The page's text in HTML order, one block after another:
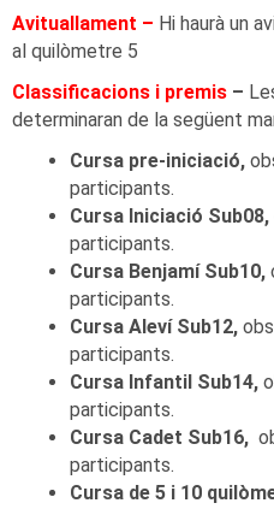
Avituallament – Hi haurà un
al quilòmetre 5
Classificacions i premis –
determinaran de la següent
Cursa pre-iniciació,
participants.
Cursa Iniciació Sub08,
participants.
Cursa Benjamí Sub10,
participants.
Cursa Aleví Sub12,
participants.
Cursa Infantil Sub14,
participants.
Cursa Cadet Sub16,
participants.
Cursa de 5 i 10